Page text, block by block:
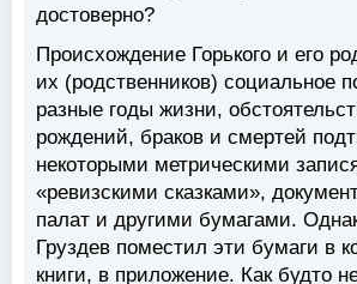
достоверно?
Происхождение Горького и его
их (родственников) социальное
разные годы жизни,
рождений, браков и смертей
некоторыми метрическими
«ревизскими сказками»,
палат и другими бумагами.
Груздев поместил эти бумаги в
книги, в приложение. Как будто